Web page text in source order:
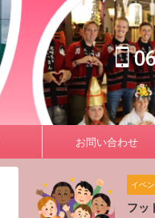
お問い合わせ
イベ
フッ